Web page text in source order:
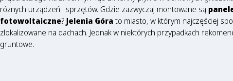
różnych urządzeń i sprzętów. Gdzie zazwyczaj montowane są
fotowoltaiczne? Jelenia Góra to miasto, w którym najczęściej
zlokalizowane na dachach. Jednak w niektórych przypadkach
gruntowe.